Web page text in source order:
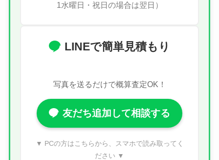
1水曜日・祝日の場合は翌日）
LINEで簡単見積もり
写真を送るだけで概算査定OK！
友だち追加して相談する
▼ PCの方はこちらから、スマホで読み取ってく
ださい ▼